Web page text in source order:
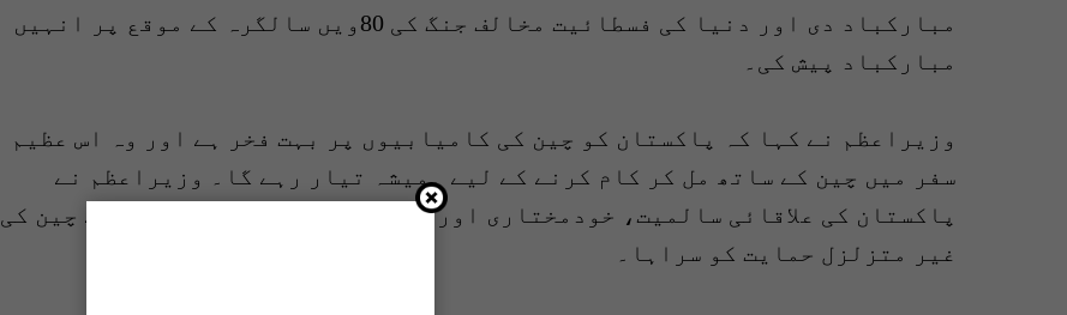
مبارکباد دی اور دنیا کی فسطائیت مخالف جنگ کی 80ویں سالگرہ کے موقع پر انہیں
مبارکباد پیش کی۔
وزیراعظم نے کہا کہ پاکستان کو چین کی کامیابیوں پر بہت فخر ہے اور وہ اس عظیم
سفر میں چین کے ساتھ مل کر کام کرنے کے لیے ہمیشہ تیار رہے گا۔ وزیراعظم نے
پاکستان کی علاقائی سالمیت، خودمختاری اور سماجی و اقتصادی ترقی کے لیے چین کی
غیر متزلزل حمایت کو سراہا۔